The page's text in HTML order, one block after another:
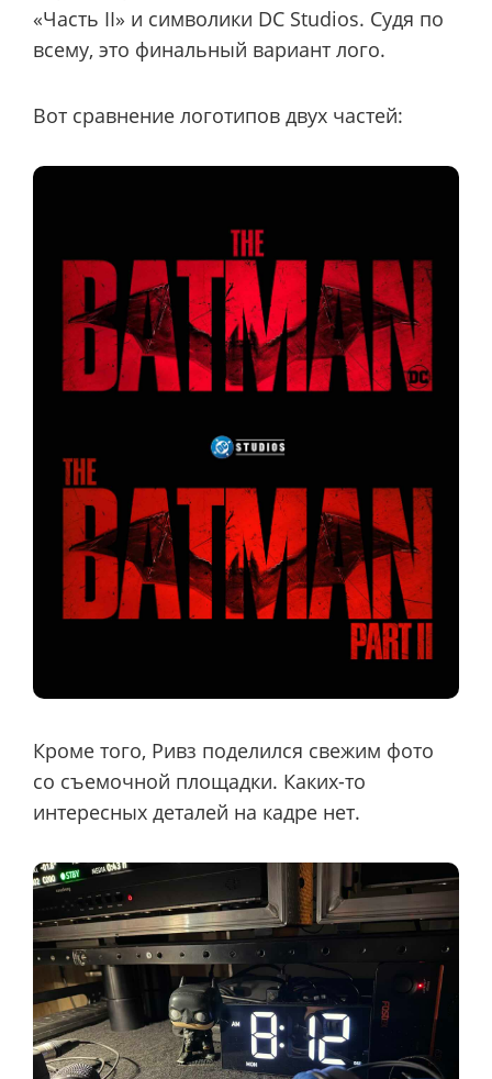
«Часть II» и символики DC Studios. Судя по
всему, это финальный вариант лого.
Вот сравнение логотипов двух частей:
Кроме того, Ривз поделился свежим фото
со съемочной площадки. Каких-то
интересных деталей на кадре нет.